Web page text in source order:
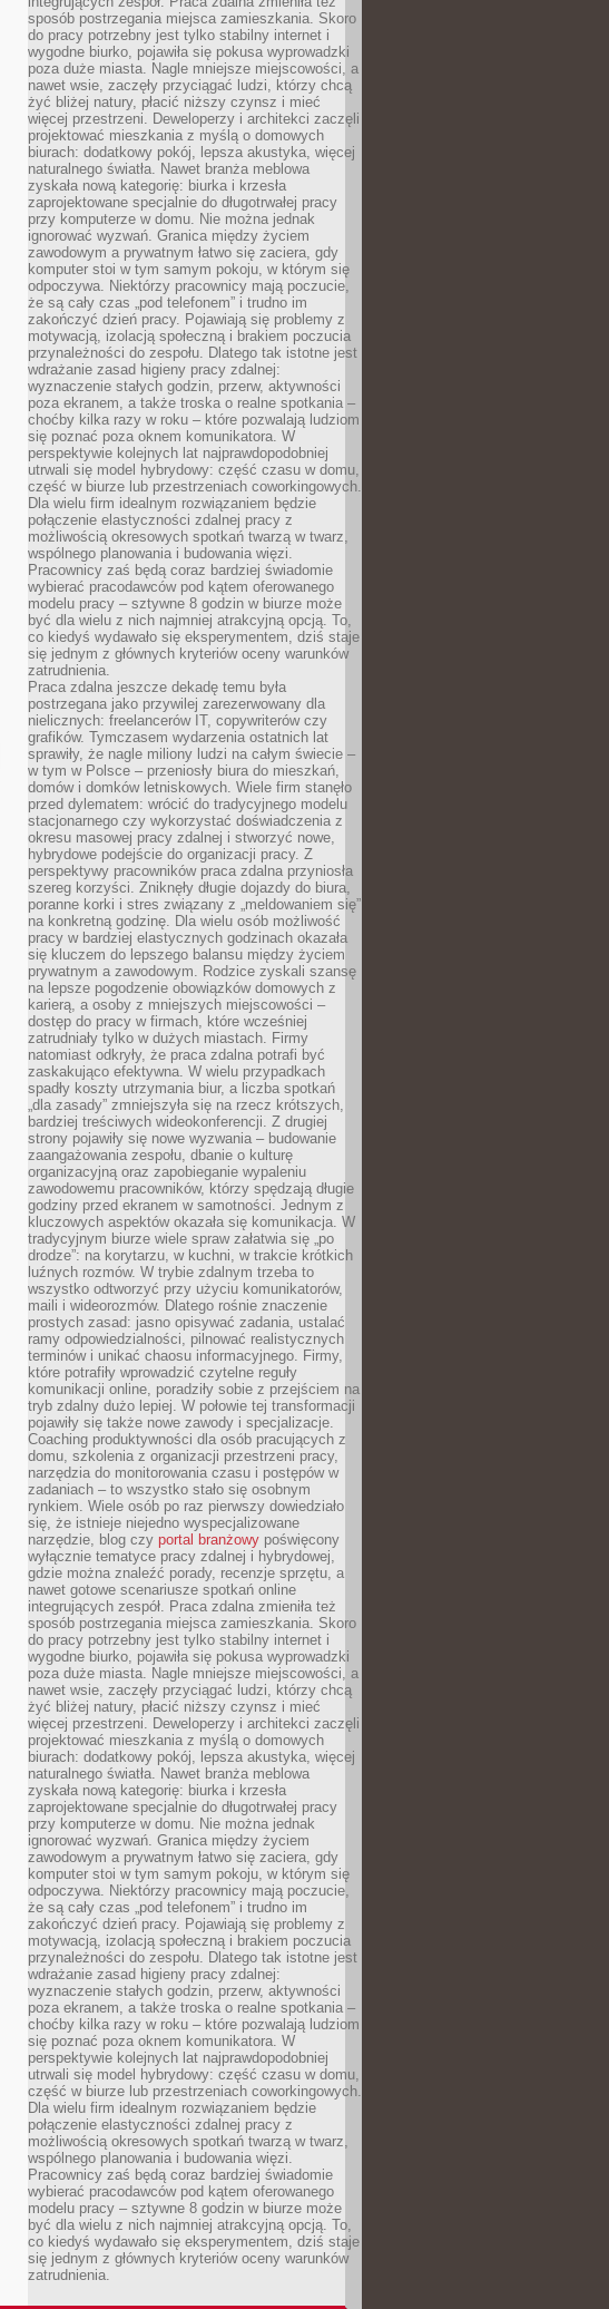
sposób postrzegania miejsca zamieszkania. Skoro
do pracy potrzebny jest tylko stabilny internet i
wygodne biurko, pojawiła się pokusa wyprowadzki
poza duże miasta. Nagle mniejsze miejscowości, a
nawet wsie, zaczęły przyciągać ludzi, którzy chcą
żyć bliżej natury, płacić niższy czynsz i mieć
więcej przestrzeni. Deweloperzy i architekci zaczęli
projektować mieszkania z myślą o domowych
biurach: dodatkowy pokój, lepsza akustyka, więcej
naturalnego światła. Nawet branża meblowa
zyskała nową kategorię: biurka i krzesła
zaprojektowane specjalnie do długotrwałej pracy
przy komputerze w domu. Nie można jednak
ignorować wyzwań. Granica między życiem
zawodowym a prywatnym łatwo się zaciera, gdy
komputer stoi w tym samym pokoju, w którym się
odpoczywa. Niektórzy pracownicy mają poczucie,
że są cały czas „pod telefonem” i trudno im
zakończyć dzień pracy. Pojawiają się problemy z
motywacją, izolacją społeczną i brakiem poczucia
przynależności do zespołu. Dlatego tak istotne jest
wdrażanie zasad higieny pracy zdalnej:
wyznaczenie stałych godzin, przerw, aktywności
poza ekranem, a także troska o realne spotkania –
choćby kilka razy w roku – które pozwalają ludziom
się poznać poza oknem komunikatora. W
perspektywie kolejnych lat najprawdopodobniej
utrwali się model hybrydowy: część czasu w domu,
część w biurze lub przestrzeniach coworkingowych.
Dla wielu firm idealnym rozwiązaniem będzie
połączenie elastyczności zdalnej pracy z
możliwością okresowych spotkań twarzą w twarz,
wspólnego planowania i budowania więzi.
Pracownicy zaś będą coraz bardziej świadomie
wybierać pracodawców pod kątem oferowanego
modelu pracy – sztywne 8 godzin w biurze może
być dla wielu z nich najmniej atrakcyjną opcją. To,
co kiedyś wydawało się eksperymentem, dziś staje
się jednym z głównych kryteriów oceny warunków
zatrudnienia.
Praca zdalna jeszcze dekadę temu była
postrzegana jako przywilej zarezerwowany dla
nielicznych: freelancerów IT, copywriterów czy
grafików. Tymczasem wydarzenia ostatnich lat
sprawiły, że nagle miliony ludzi na całym świecie –
w tym w Polsce – przeniosły biura do mieszkań,
domów i domków letniskowych. Wiele firm stanęło
przed dylematem: wrócić do tradycyjnego modelu
stacjonarnego czy wykorzystać doświadczenia z
okresu masowej pracy zdalnej i stworzyć nowe,
hybrydowe podejście do organizacji pracy. Z
perspektywy pracowników praca zdalna przyniosła
szereg korzyści. Zniknęły długie dojazdy do biura,
poranne korki i stres związany z „meldowaniem się”
na konkretną godzinę. Dla wielu osób możliwość
pracy w bardziej elastycznych godzinach okazała
się kluczem do lepszego balansu między życiem
prywatnym a zawodowym. Rodzice zyskali szansę
na lepsze pogodzenie obowiązków domowych z
karierą, a osoby z mniejszych miejscowości –
dostęp do pracy w firmach, które wcześniej
zatrudniały tylko w dużych miastach. Firmy
natomiast odkryły, że praca zdalna potrafi być
zaskakująco efektywna. W wielu przypadkach
spadły koszty utrzymania biur, a liczba spotkań
„dla zasady” zmniejszyła się na rzecz krótszych,
bardziej treściwych wideokonferencji. Z drugiej
strony pojawiły się nowe wyzwania – budowanie
zaangażowania zespołu, dbanie o kulturę
organizacyjną oraz zapobieganie wypaleniu
zawodowemu pracowników, którzy spędzają długie
godziny przed ekranem w samotności. Jednym z
kluczowych aspektów okazała się komunikacja. W
tradycyjnym biurze wiele spraw załatwia się „po
drodze”: na korytarzu, w kuchni, w trakcie krótkich
luźnych rozmów. W trybie zdalnym trzeba to
wszystko odtworzyć przy użyciu komunikatorów,
maili i wideorozmów. Dlatego rośnie znaczenie
prostych zasad: jasno opisywać zadania, ustalać
ramy odpowiedzialności, pilnować realistycznych
terminów i unikać chaosu informacyjnego. Firmy,
które potrafiły wprowadzić czytelne reguły
komunikacji online, poradziły sobie z przejściem na
tryb zdalny dużo lepiej. W połowie tej transformacji
pojawiły się także nowe zawody i specjalizacje.
Coaching produktywności dla osób pracujących z
domu, szkolenia z organizacji przestrzeni pracy,
narzędzia do monitorowania czasu i postępów w
zadaniach – to wszystko stało się osobnym
rynkiem. Wiele osób po raz pierwszy dowiedziało
się, że istnieje niejedno wyspecjalizowane
narzędzie, blog czy portal branżowy poświęcony
wyłącznie tematyce pracy zdalnej i hybrydowej,
gdzie można znaleźć porady, recenzje sprzętu, a
nawet gotowe scenariusze spotkań online
integrujących zespół. Praca zdalna zmieniła też
sposób postrzegania miejsca zamieszkania. Skoro
do pracy potrzebny jest tylko stabilny internet i
wygodne biurko, pojawiła się pokusa wyprowadzki
poza duże miasta. Nagle mniejsze miejscowości, a
nawet wsie, zaczęły przyciągać ludzi, którzy chcą
żyć bliżej natury, płacić niższy czynsz i mieć
więcej przestrzeni. Deweloperzy i architekci zaczęli
projektować mieszkania z myślą o domowych
biurach: dodatkowy pokój, lepsza akustyka, więcej
naturalnego światła. Nawet branża meblowa
zyskała nową kategorię: biurka i krzesła
zaprojektowane specjalnie do długotrwałej pracy
przy komputerze w domu. Nie można jednak
ignorować wyzwań. Granica między życiem
zawodowym a prywatnym łatwo się zaciera, gdy
komputer stoi w tym samym pokoju, w którym się
odpoczywa. Niektórzy pracownicy mają poczucie,
że są cały czas „pod telefonem” i trudno im
zakończyć dzień pracy. Pojawiają się problemy z
motywacją, izolacją społeczną i brakiem poczucia
przynależności do zespołu. Dlatego tak istotne jest
wdrażanie zasad higieny pracy zdalnej:
wyznaczenie stałych godzin, przerw, aktywności
poza ekranem, a także troska o realne spotkania –
choćby kilka razy w roku – które pozwalają ludziom
się poznać poza oknem komunikatora. W
perspektywie kolejnych lat najprawdopodobniej
utrwali się model hybrydowy: część czasu w domu,
część w biurze lub przestrzeniach coworkingowych.
Dla wielu firm idealnym rozwiązaniem będzie
połączenie elastyczności zdalnej pracy z
możliwością okresowych spotkań twarzą w twarz,
wspólnego planowania i budowania więzi.
Pracownicy zaś będą coraz bardziej świadomie
wybierać pracodawców pod kątem oferowanego
modelu pracy – sztywne 8 godzin w biurze może
być dla wielu z nich najmniej atrakcyjną opcją. To,
co kiedyś wydawało się eksperymentem, dziś staje
się jednym z głównych kryteriów oceny warunków
zatrudnienia.